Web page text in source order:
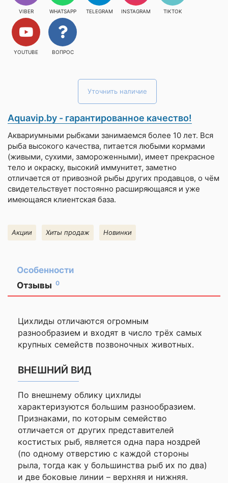
VIBER WHATSAPP TELEGRAM INSTAGRAM TIKTOK
YOUTUBE ВОПРОС
Уточнить наличие
Aquavip.by - гарантированное качество!
Аквариумными рыбками занимаемся более 10 лет. Вся
рыба высокого качества, питается любыми кормами
(живыми, сухими, замороженными), имеет прекрасное
тело и окраску, высокий иммунитет, заметно
отличается от привозной рыбы других продавцов, о чём
свидетельствует постоянно расширяющаяся и уже
имеющаяся клиентская база.
Акции Хиты продаж Новинки
Особенности
Отзывы 0
Цихлиды отличаются огромным
разнообразием и входят в число трёх самых
крупных семейств позвоночных животных.
ВНЕШНИЙ ВИД
По внешнему облику цихлиды
характеризуются большим разнообразием.
Признаками, по которым семейство
отличается от других представителей
костистых рыб, является одна пара ноздрей
(по одному отверстию с каждой стороны
рыла, тогда как у большинства рыб их по два)
и две боковые линии – верхняя и нижняя.
Оставить
отзыв
Ваша
оценка
Ваше
имя
Комментарий